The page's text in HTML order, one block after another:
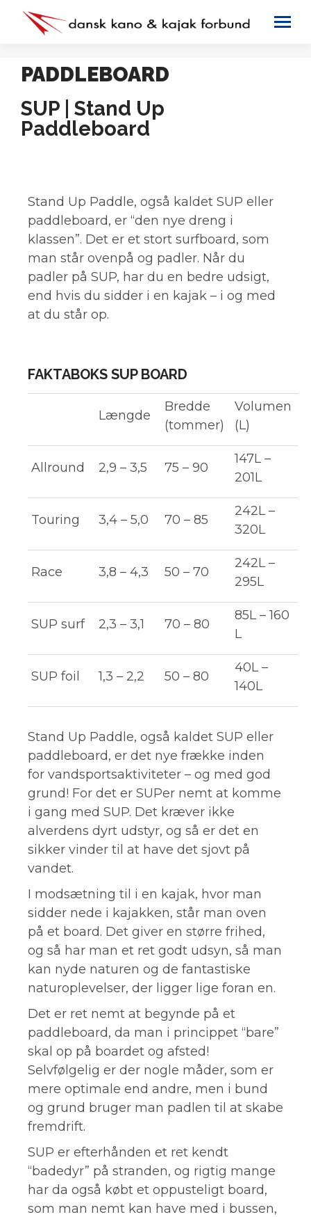
PADDLEBOARD
SUP | Stand Up
Paddleboard
Stand Up Paddle, også kaldet SUP eller
paddleboard, er “den nye dreng i
klassen”. Det er et stort surfboard, som
man står ovenpå og padler. Når du
padler på SUP, har du en bedre udsigt,
end hvis du sidder i en kajak – i og med
at du står op.
FAKTABOKS SUP BOARD
Længde
Bredde
(tommer)
Volumen
(L)
Allround 2,9 – 3,5 75 – 90
147L –
201L
Touring 3,4 – 5,0 70 – 85
242L –
320L
Race 3,8 – 4,3 50 – 70
242L –
295L
SUP surf 2,3 – 3,1 70 – 80
85L – 160
L
SUP foil 1,3 – 2,2 50 – 80
40L –
140L
Stand Up Paddle, også kaldet SUP eller
paddleboard, er det nye frække inden
for vandsportsaktiviteter – og med god
grund! For det er SUPer nemt at komme
i gang med SUP. Det kræver ikke
alverdens dyrt udstyr, og så er det en
sikker vinder til at have det sjovt på
vandet.
I modsætning til i en kajak, hvor man
sidder nede i kajakken, står man oven
på et board. Det giver en større frihed,
og så har man et ret godt udsyn, så man
kan nyde naturen og de fantastiske
naturoplevelser, der ligger lige foran en.
Det er ret nemt at begynde på et
paddleboard, da man i princippet “bare”
skal op på boardet og afsted!
Selvfølgelig er der nogle måder, som er
mere optimale end andre, men i bund
og grund bruger man padlen til at skabe
fremdrift.
SUP er efterhånden et ret kendt
“badedyr” på stranden, og rigtig mange
har da også købt et oppusteligt board,
som man nemt kan have med i bussen,